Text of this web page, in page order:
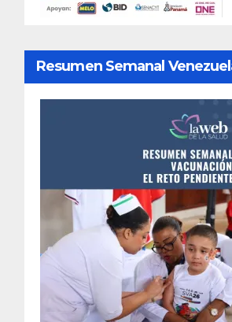
Resumen Semanal